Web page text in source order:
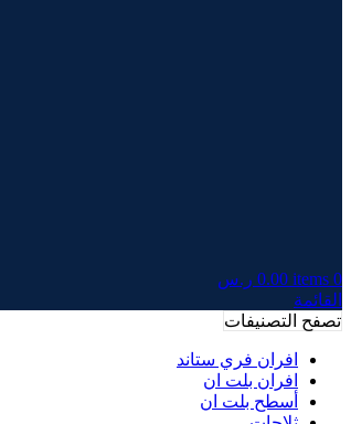
0
items
0.00 ر.س
القائمة
تصفح التصنيفات
افران فري ستاند
افران بلت ان
أسطح بلت ان